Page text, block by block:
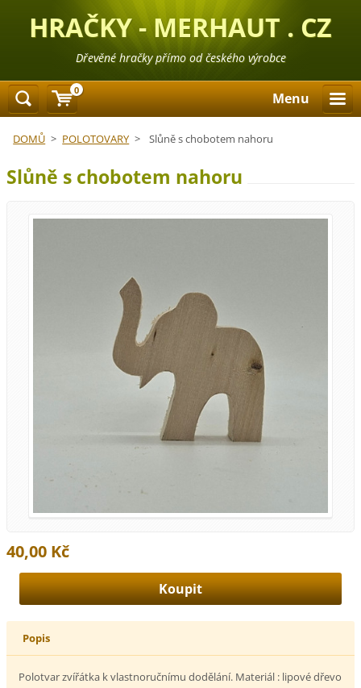
HRAČKY - MERHAUT . CZ
Dřevěné hračky přímo od českého výrobce
Menu
DOMŮ > POLOTOVARY > Slůně s chobotem nahoru
Slůně s chobotem nahoru
40,00 Kč
Popis
Polotvar zvířátka k vlastnoručnímu dodělání. Materiál : lipové dřevo
0